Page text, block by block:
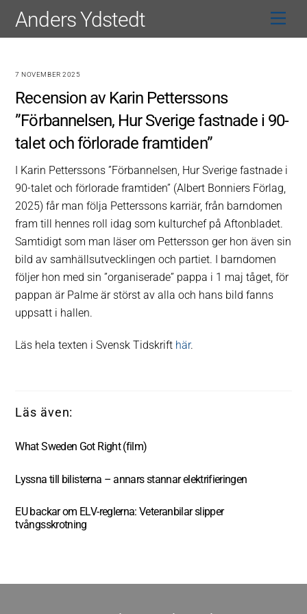
Anders Ydstedt
7 NOVEMBER 2025
Recension av Karin Petterssons
”Förbannelsen, Hur Sverige fastnade i 90-
talet och förlorade framtiden”
I Karin Petterssons ”Förbannelsen, Hur Sverige fastnade i
90-talet och förlorade framtiden” (Albert Bonniers Förlag,
2025) får man följa Petterssons karriär, från barndomen
fram till hennes roll idag som kulturchef på Aftonbladet.
Samtidigt som man läser om Pettersson ger hon även sin
bild av samhällsutvecklingen och partiet. I barndomen
följer hon med sin ”organiserade” pappa i 1 maj tåget, för
pappan är Palme är störst av alla och hans bild fanns
uppsatt i hallen.
Läs hela texten i Svensk Tidskrift här.
What Sweden Got Right (film)
Lyssna till bilisterna – annars stannar elektrifieringen
EU backar om ELV-reglerna: Veteranbilar slipper
tvångsskrotning